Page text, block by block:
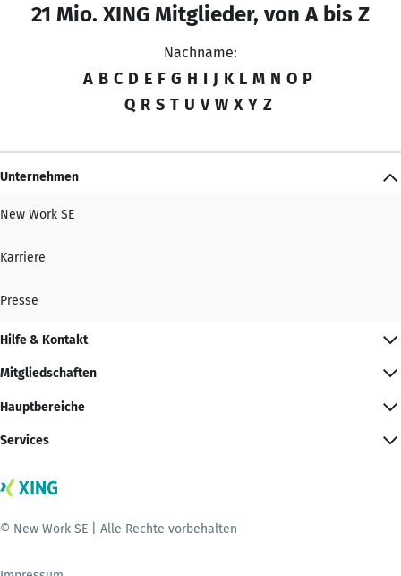
21 Mio. XING Mitglieder, von A bis Z
Nachname:
A B C D E F G H I J K L M N O P
Q R S T U V W X Y Z
Unternehmen
New Work SE
Karriere
Presse
Hilfe & Kontakt
Mitgliedschaften
Hauptbereiche
Services
© New Work SE | Alle Rechte vorbehalten